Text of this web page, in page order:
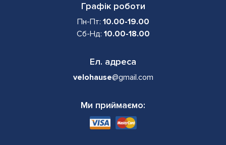
Графік роботи
Пн-Пт: 10.00-19.00
Сб-Нд: 10.00-18.00
Ел. адреса
velohause@gmail.com
Ми приймаємо: